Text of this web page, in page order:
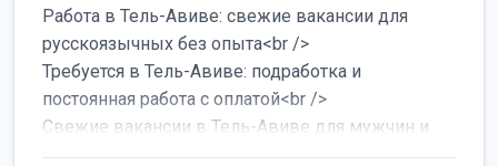
Работа в Тель-Авиве: свежие вакансии для
русскоязычных без опыта<br />
Требуется в Тель-Авиве: подработка и
постоянная работа с оплатой<br />
Свежие вакансии в Тель-Авиве для мужчин и
женщин от хозя...